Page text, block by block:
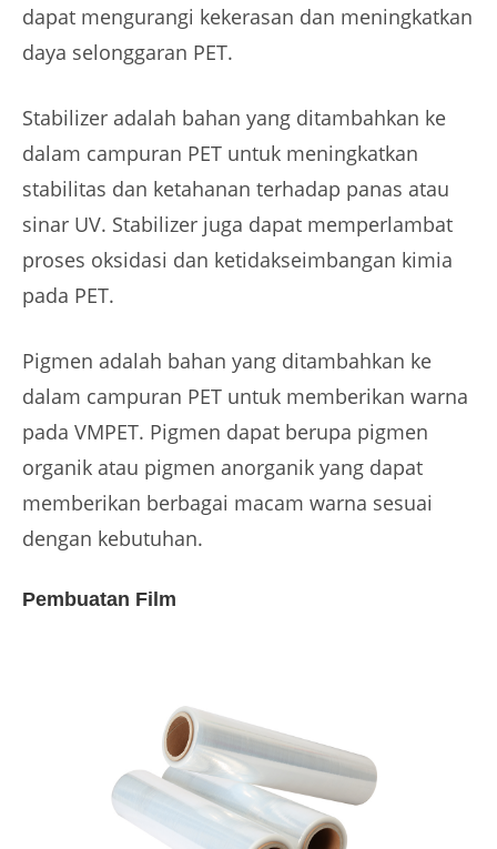
dapat mengurangi kekerasan dan meningkatkan
daya selonggaran PET.
Stabilizer adalah bahan yang ditambahkan ke
dalam campuran PET untuk meningkatkan
stabilitas dan ketahanan terhadap panas atau
sinar UV. Stabilizer juga dapat memperlambat
proses oksidasi dan ketidakseimbangan kimia
pada PET.
Pigmen adalah bahan yang ditambahkan ke
dalam campuran PET untuk memberikan warna
pada VMPET. Pigmen dapat berupa pigmen
organik atau pigmen anorganik yang dapat
memberikan berbagai macam warna sesuai
dengan kebutuhan.
Pembuatan Film